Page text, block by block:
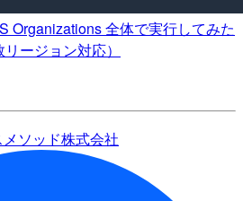
Organizations 全体で実行してみた
ージョン対応）
メソッド株式会社